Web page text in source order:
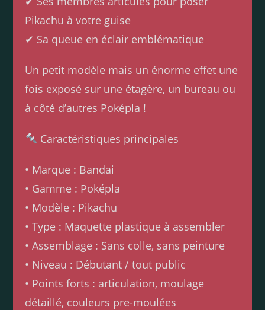
Pikachu à votre guise
✔ Sa queue en éclair emblématique
Un petit modèle mais un énorme effet une
fois exposé sur une étagère, un bureau ou
à côté d’autres Poképla !
Caractéristiques principales
• Marque : Bandai
• Gamme : Poképla
• Modèle : Pikachu
• Type : Maquette plastique à assembler
• Assemblage : Sans colle, sans peinture
• Niveau : Débutant / tout public
• Points forts : articulation, moulage
détaillé, couleurs pre-moulées